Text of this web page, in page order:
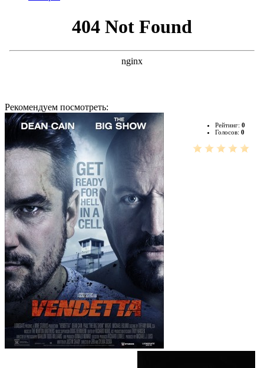
Рекомендуем посмотреть:
Рейтинг: 0
Голосов: 0